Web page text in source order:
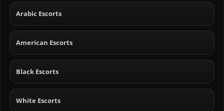
Arabic Escorts
American Escorts
Black Escorts
White Escorts